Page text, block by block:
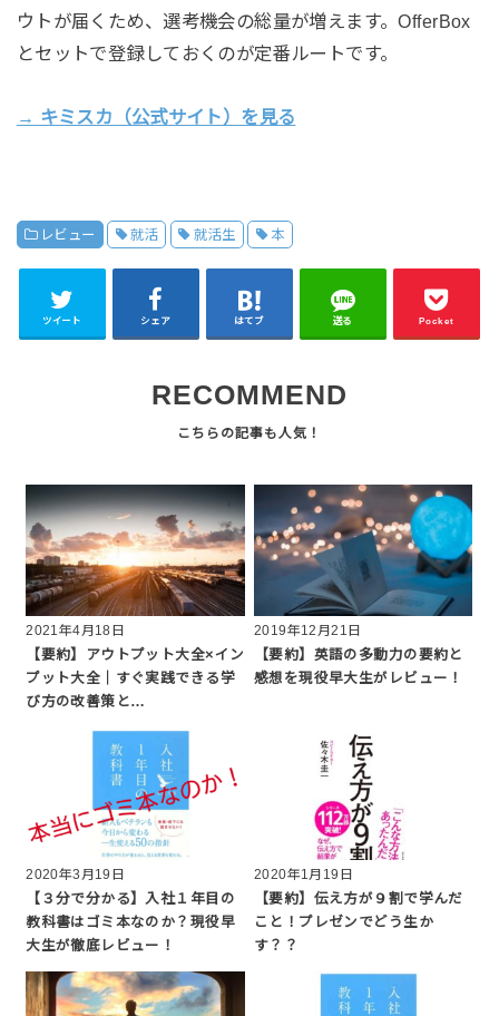
ウトが届くため、選考機会の総量が増えます。OfferBox
とセットで登録しておくのが定番ルートです。
→ キミスカ（公式サイト）を見る
レビュー 就活 就活生 本
ツイート シェア はてブ 送る Pocket
RECOMMEND
2021年4月18日
【要約】アウトプット大全×イン
プット大全｜すぐ実践できる学
び方の改善策と…
2019年12月21日
【要約】英語の多動力の要約と
感想を現役早大生がレビュー！
2020年3月19日
【３分で分かる】入社１年目の
教科書はゴミ本なのか？現役早
大生が徹底レビュー！
2020年1月19日
【要約】伝え方が９割で学んだ
こと！プレゼンでどう生か
す？？